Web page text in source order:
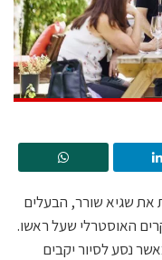
את שגיא שורר, הבעלים
האוסטרלי שעל ראשו.
רכש באוסטרליה בשנת 2019 כאשר נסע לסיור יקבים